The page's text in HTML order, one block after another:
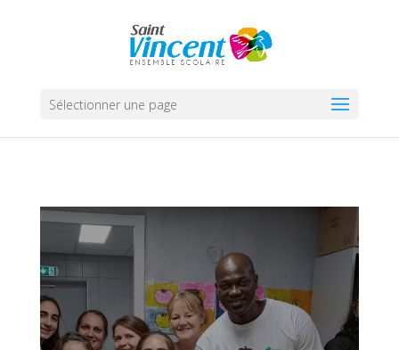
Sélectionner une page